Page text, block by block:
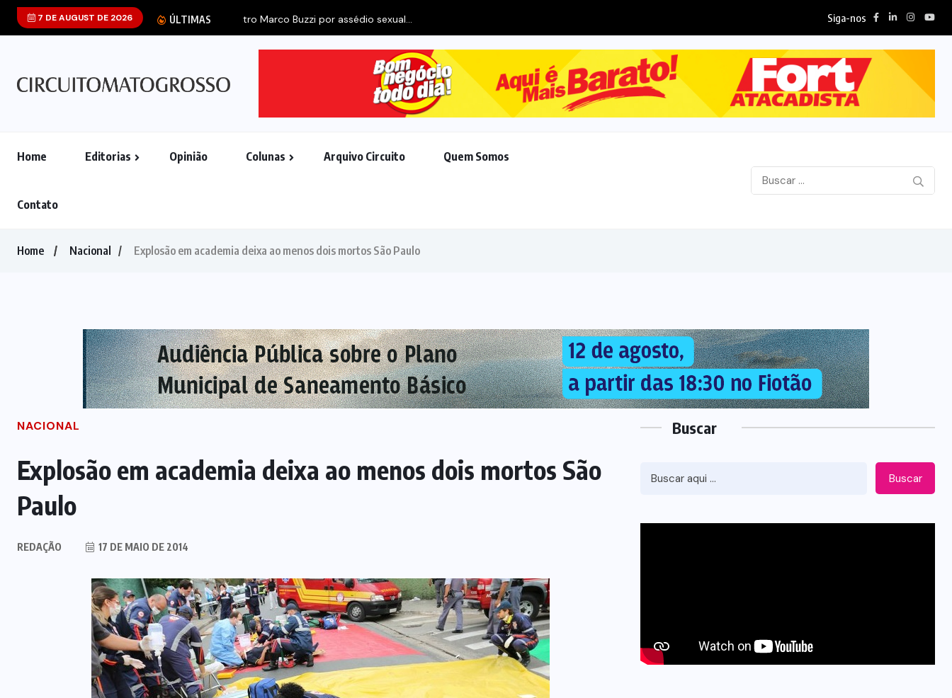
7 DE AUGUST DE 2026 ÚLTIMAS Siga-nos
Home Editorias Opinião Colunas Arquivo Circuito Quem Somos
Contato
Home Nacional Explosão em academia deixa ao menos dois mortos São Paulo
NACIONAL
Explosão em academia deixa ao menos dois mortos São
Paulo
REDAÇÃO 17 DE MAIO DE 2014
Buscar
Buscar